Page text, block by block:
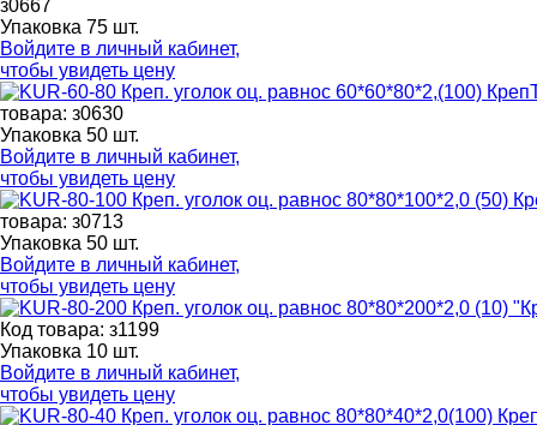
з0667
Упаковка 75 шт.
Войдите в личный кабинет,
чтобы увидеть цену
товара: з0630
Упаковка 50 шт.
Войдите в личный кабинет,
чтобы увидеть цену
товара: з0713
Упаковка 50 шт.
Войдите в личный кабинет,
чтобы увидеть цену
Код товара: з1199
Упаковка 10 шт.
Войдите в личный кабинет,
чтобы увидеть цену